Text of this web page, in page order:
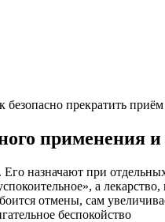
безопасно прекратить приём
применения
назначают при
а
отмены, сам
беспокойство